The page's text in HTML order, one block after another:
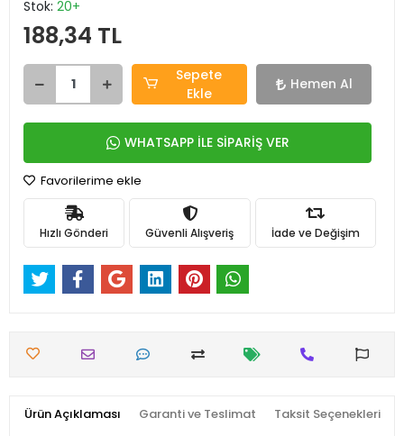
Stok: 20+
188,34 TL
Sepete
Ekle
Hemen Al
WHATSAPP İLE SİPARİŞ VER
Favorilerime ekle
Hızlı Gönderi Güvenli Alışveriş İade ve Değişim
Ürün Açıklaması Garanti ve Teslimat Taksit Seçenekleri